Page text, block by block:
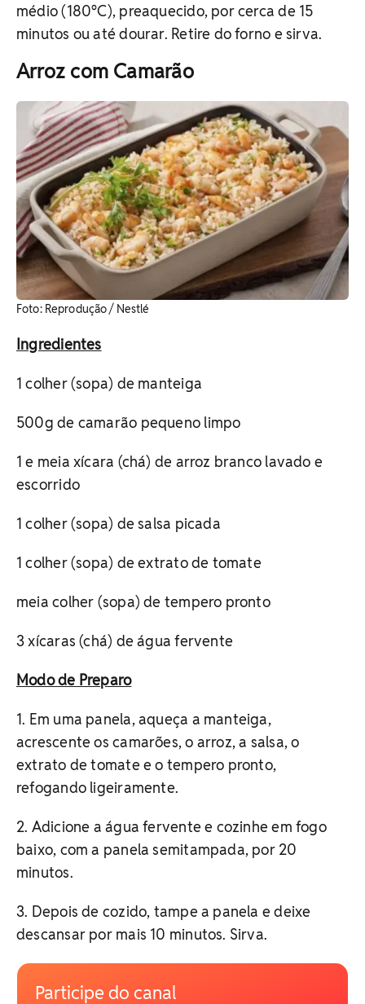
médio (180°C), preaquecido, por cerca de 15
minutos ou até dourar. Retire do forno e sirva.
Arroz com Camarão
Foto: Reprodução / Nestlé
Ingredientes
1 colher (sopa) de manteiga
500g de camarão pequeno limpo
1 e meia xícara (chá) de arroz branco lavado e
escorrido
1 colher (sopa) de salsa picada
1 colher (sopa) de extrato de tomate
meia colher (sopa) de tempero pronto
3 xícaras (chá) de água fervente
Modo de Preparo
1. Em uma panela, aqueça a manteiga,
acrescente os camarões, o arroz, a salsa, o
extrato de tomate e o tempero pronto,
refogando ligeiramente.
2. Adicione a água fervente e cozinhe em fogo
baixo, com a panela semitampada, por 20
minutos.
3. Depois de cozido, tampe a panela e deixe
descansar por mais 10 minutos. Sirva.
Participe do canal